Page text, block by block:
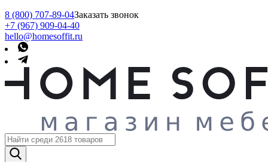
8 (800) 707-89-04Заказать звонок
+7 (967) 909-04-40
hello@homesoffit.ru